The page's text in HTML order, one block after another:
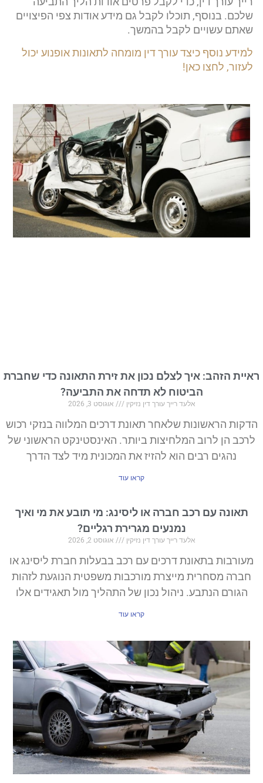
שלכם. בנוסף, תוכלו לקבל גם מידע אודות צפי הפיצויים
שאתם עשויים לקבל בהמשך.
למידע נוסף כיצד עורך דין מומחה לתאונות אופנוע יכול
לעזור, לחצו כאן!
ראיית הזהב: איך לצלם נכון את זירת התאונה כדי שחברת
הביטוח לא תדחה את התביעה?
אלעד רייך עורך דין נזיקין אוגוסט 3, 2026
הדקות הראשונות שלאחר תאונת דרכים המלווה בנזקי רכוש
לרכב הן לרוב המלחיצות ביותר. האינסטינקט הראשוני של
נהגים רבים הוא להזיז את המכונית מיד לצד הדרך
קראו עוד
תאונה עם רכב חברה או ליסינג: מי תובע את מי ואיך
נמנעים מגרירת רגליים?
אלעד רייך עורך דין נזיקין אוגוסט 2, 2026
מעורבות בתאונת דרכים עם רכב בבעלות חברת ליסינג או
חברה מסחרית מייצרת מורכבות משפטית הנוגעת לזהות
הגורם הנתבע. ניהול נכון של התהליך מול תאגידים אלו
קראו עוד